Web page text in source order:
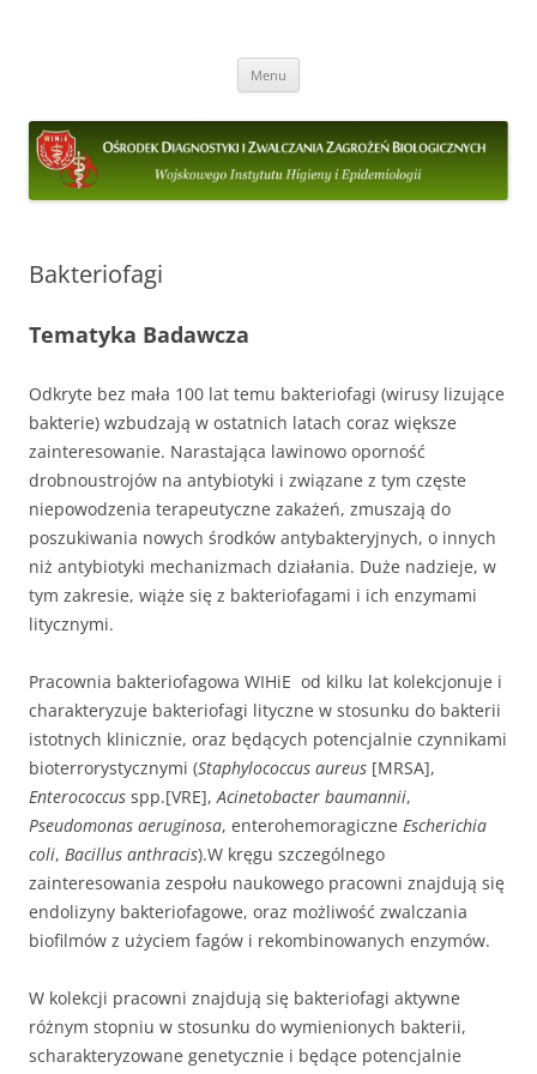
Zagrożeń Biologicznych
Menu
Bakteriofagi
Tematyka Badawcza
Odkryte bez mała 100 lat temu bakteriofagi (wirusy lizujące
bakterie) wzbudzają w ostatnich latach coraz większe
zainteresowanie. Narastająca lawinowo oporność
drobnoustrojów na antybiotyki i związane z tym częste
niepowodzenia terapeutyczne zakażeń, zmuszają do
poszukiwania nowych środków antybakteryjnych, o innych
niż antybiotyki mechanizmach działania. Duże nadzieje, w
tym zakresie, wiąże się z bakteriofagami i ich enzymami
litycznymi.
Pracownia bakteriofagowa WIHiE od kilku lat kolekcjonuje i
charakteryzuje bakteriofagi lityczne w stosunku do bakterii
istotnych klinicznie, oraz będących potencjalnie czynnikami
bioterrorystycznymi (Staphylococcus aureus [MRSA],
Enterococcus spp.[VRE],Acinetobacter baumannii,
Pseudomonas aeruginosa, enterohemoragiczne Escherichia
coli, Bacillus anthracis).W kręgu szczególnego
zainteresowania zespołu naukowego pracowni znajdują się
endolizyny bakteriofagowe, oraz możliwość zwalczania
biofilmów z użyciem fagów i rekombinowanych enzymów.
W kolekcji pracowni znajdują się bakteriofagi aktywne
różnym stopniu w stosunku do wymienionych bakterii,
scharakteryzowane genetycznie i będące potencjalnie